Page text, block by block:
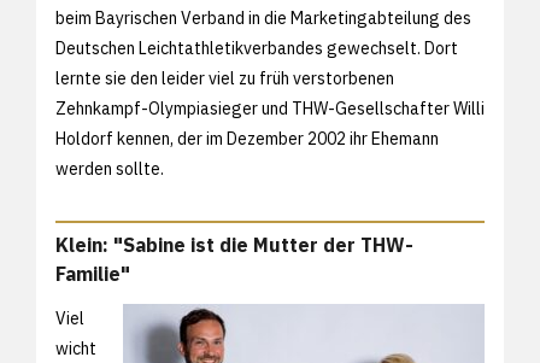
beim Bayrischen Verband in die Marketingabteilung des
Deutschen Leichtathletikverbandes gewechselt. Dort
lernte sie den leider viel zu früh verstorbenen
Zehnkampf-Olympiasieger und THW-Gesellschafter Willi
Holdorf kennen, der im Dezember 2002 ihr Ehemann
werden sollte.
Klein: "Sabine ist die Mutter der THW-
Familie"
Viel
wicht